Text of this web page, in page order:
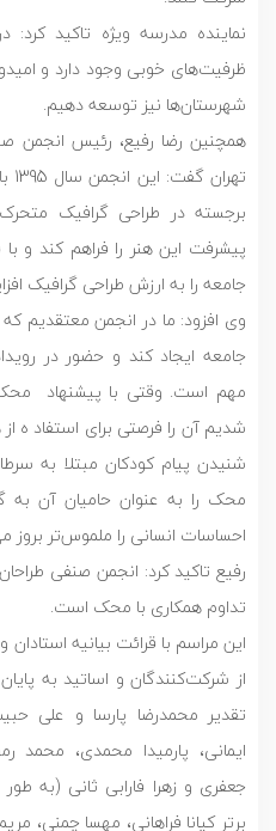
نماینده مدرسه ویژه تاکید کرد:
ظرفیت‌های خوبی وجود دارد و
شهرستان‌ها نیز توسعه دهیم.
همچنین رضا رفیع، رئیس انجمن
برجسته در طراحی گرافیک
پیشرفت این هنر را فراهم کند و
جامعه را به ارزش طراحی گرافیک
وی افزود: ما در انجمن معتقدیم
جامعه ایجاد کند و حضور در
مهم است. وقتی با پیشنهاد محک
شدیم آن را فرصتی برای استفاد ه
شنیدن پیام کودکان مبتلا به
محک را به عنوان حامیان آن به
احساسات انسانی را ملموس‌تر بروز
رفیع تاکید کرد: انجمن صنفی
تداوم همکاری با محک است.
این مراسم با قرائت بیانیه
از شرکت‌کنندگان و اساتید به
تقدیر محمدرضا پارسا و علی
ایمانی، پارمیدا محمدی، محمد
جعفری و زهرا فارابی ثانی (به
برتر کیانا فراهانی، مهسا چمنی،